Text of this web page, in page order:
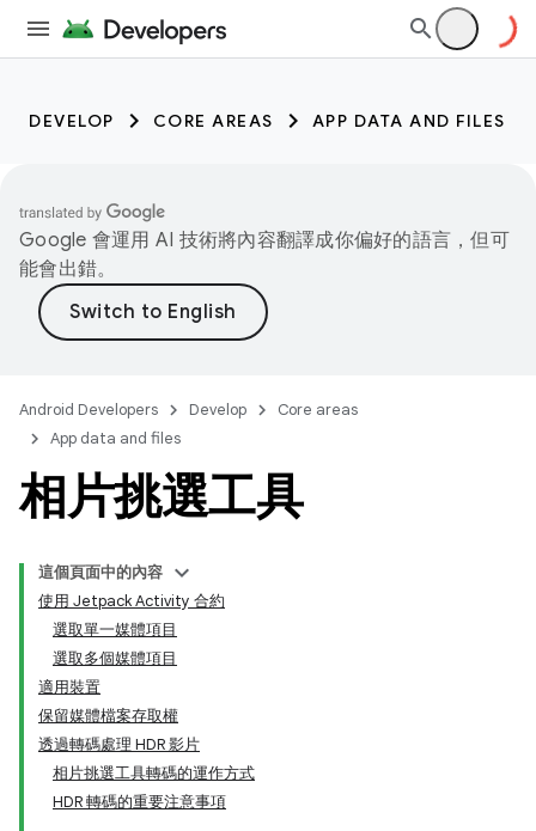
DEVELOP CORE AREAS APP DATA AND FILES
Google 會運用 AI 技術將內容翻譯成你偏好的語言，但可
能會出錯。
Android Developers Develop
Core areas
App data and files
相片挑選工具
這個頁面中的內容
使用 Jetpack Activity 合約
選取單一媒體項目
選取多個媒體項目
適用裝置
保留媒體檔案存取權
透過轉碼處理 HDR 影片
相片挑選工具轉碼的運作方式
HDR 轉碼的重要注意事項